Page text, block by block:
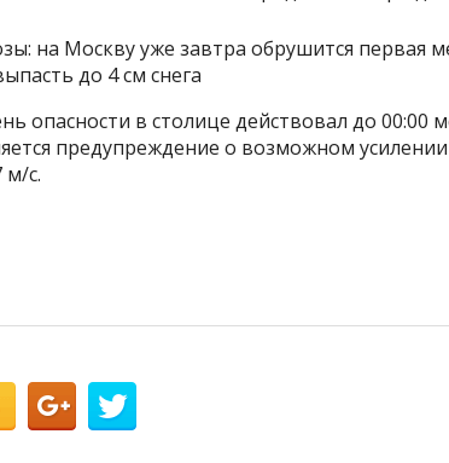
на Москву уже завтра обрушится первая
до 4 см снега
опасности в столице действовал до 00:00
предупреждение о возможном
с.